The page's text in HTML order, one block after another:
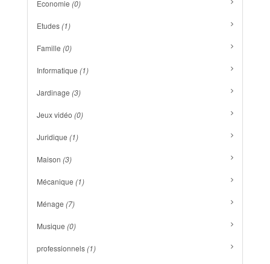
Economie (0)
Etudes(1)
Famille (0)
Informatique (1)
Jardinage (3)
Jeux vidéo (0)
Juridique (1)
Maison (3)
Mécanique (1)
Ménage (7)
Musique (0)
professionnels(1)